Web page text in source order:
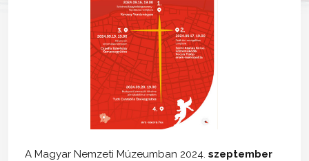
A Magyar Nemzeti Múzeumban 2024. szeptember